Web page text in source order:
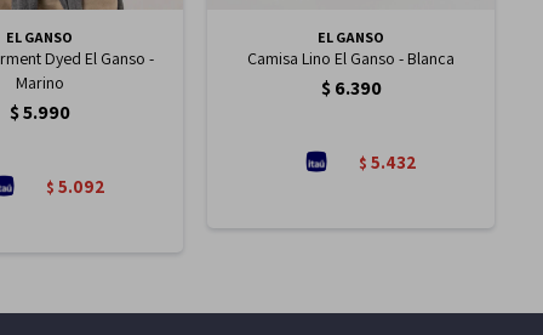
EL GANSO
Dyed El Ganso -
Marino
$5.990
$ 5.092
EL GANSO
Camisa Lino El Ganso - Blanca
$ 6.390
$ 5.432